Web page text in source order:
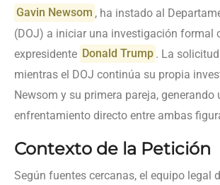
Gavin Newsom , ha instado al
(DOJ) a iniciar una investigación formal
expresidente Donald Trump . La
mientras el DOJ continúa su propia
Newsom y su primera pareja, generando
enfrentamiento directo entre ambas
Contexto de la Petición
Según fuentes cercanas, el equipo legal